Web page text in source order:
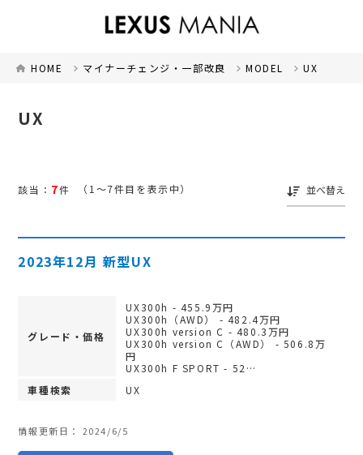
HOME マイナーチェンジ・一部改良 MODEL UX
UX
該当： 7件 （1～7件目を表示中） 並べ替え
2023年12月 新型UX
グレード・価格
UX300h - 455.9万円
UX300h（AWD） - 482.4万円
UX300h version C - 480.3万円
UX300h version C（AWD） - 506.8万
円
UX300h F SPORT - 52…
車種検索
UX
情報更新日： 2024/6/5